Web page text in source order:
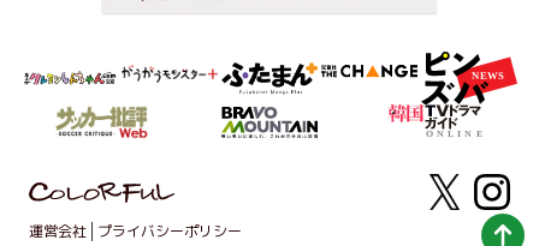
運営会社 プライバシーポリシー